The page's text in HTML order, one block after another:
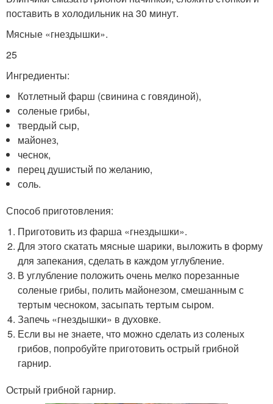
поставить в холодильник на 30 минут.
Мясные «гнездышки».
25
Ингредиенты:
Котлетный фарш (свинина с говядиной),
соленые грибы,
твердый сыр,
майонез,
чеснок,
перец душистый по желанию,
соль.
Способ приготовления:
Приготовить из фарша «гнездышки».
Для этого скатать мясные шарики, выложить в форму
для запекания, сделать в каждом углубление.
В углубление положить очень мелко порезанные
соленые грибы, полить майонезом, смешанным с
тертым чесноком, засыпать тертым сыром.
Запечь «гнездышки» в духовке.
Если вы не знаете, что можно сделать из соленых
грибов, попробуйте приготовить острый грибной
гарнир.
Острый грибной гарнир.